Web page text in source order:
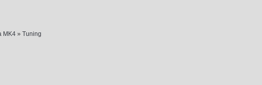
MK4 » Tuning